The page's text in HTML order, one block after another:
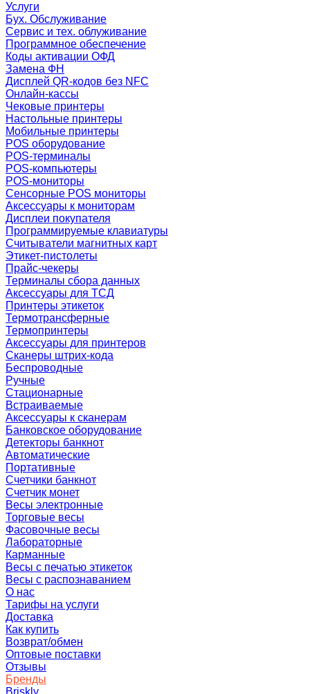
Услуги
Бух. Обслуживание
Сервис и тех. облуживание
Программное обеспечение
Коды активации ОФД
Замена ФН
Дисплей QR-кодов без NFC
Онлайн-кассы
Чековые принтеры
Настольные принтеры
Мобильные принтеры
POS оборудование
POS-терминалы
POS-компьютеры
POS-мониторы
Сенсорные POS мониторы
Аксессуары к мониторам
Дисплеи покупателя
Программируемые клавиатуры
Считыватели магнитных карт
Этикет-пистолеты
Прайс-чекеры
Терминалы сбора данных
Аксессуары для ТСД
Принтеры этикеток
Термотрансферные
Термопринтеры
Аксессуары для принтеров
Сканеры штрих-кода
Беспроводные
Ручные
Стационарные
Встраиваемые
Аксессуары к сканерам
Банковское оборудование
Детекторы банкнот
Автоматические
Портативные
Счетчики банкнот
Счетчик монет
Весы электронные
Торговые весы
Фасовочные весы
Лабораторные
Карманные
Весы с печатью этикеток
Весы с распознаванием
О нас
Тарифы на услуги
Доставка
Как купить
Возврат/обмен
Оптовые поставки
Отзывы
Бренды
Briskly